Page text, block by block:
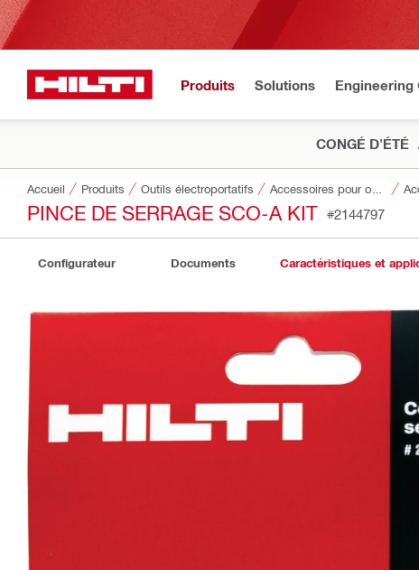
Produits Solutions Engineering
CONGÉ D'ÉTÉ
Accueil Produits Outils électroportatifs
PINCE DE SERRAGE SCO-A KIT #2144797
Configurateur Documents Caractéristiques et